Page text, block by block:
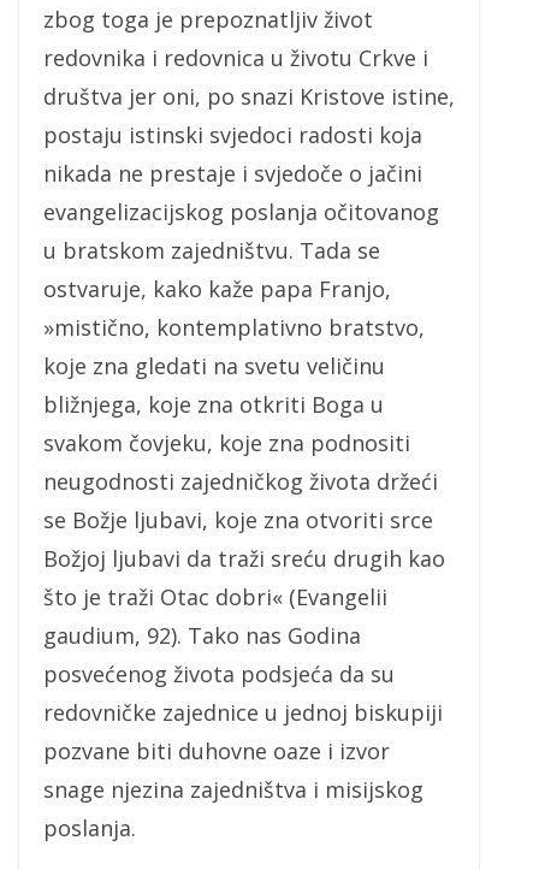
zbog toga je prepoznatljiv život
redovnika i redovnica u životu Crkve i
društva jer oni, po snazi Kristove istine,
postaju istinski svjedoci radosti koja
nikada ne prestaje i svjedoče o jačini
evangelizacijskog poslanja očitovanog
u bratskom zajedništvu. Tada se
ostvaruje, kako kaže papa Franjo,
»mistično, kontemplativno bratstvo,
koje zna gledati na svetu veličinu
bližnjega, koje zna otkriti Boga u
svakom čovjeku, koje zna podnositi
neugodnosti zajedničkog života držeći
se Božje ljubavi, koje zna otvoriti srce
Božjoj ljubavi da traži sreću drugih kao
što je traži Otac dobri« (Evangelii
gaudium, 92). Tako nas Godina
posvećenog života podsjeća da su
redovničke zajednice u jednoj biskupiji
pozvane biti duhovne oaze i izvor
snage njezina zajedništva i misijskog
poslanja.